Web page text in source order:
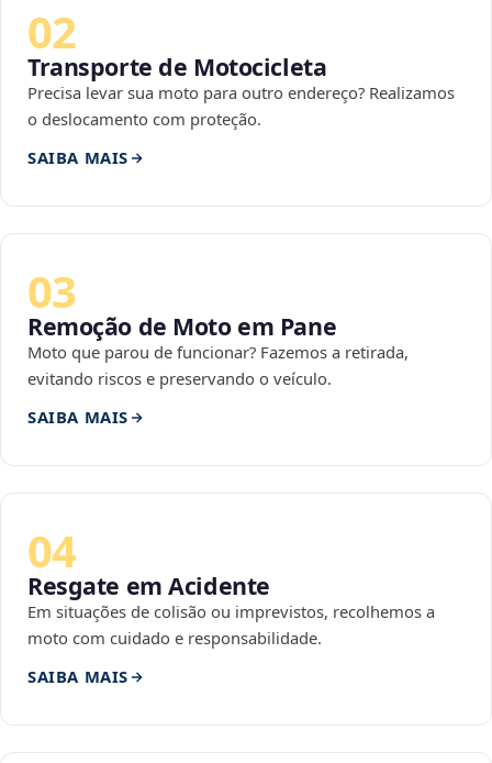
02
Transporte de Motocicleta
Precisa levar sua moto para outro endereço? Realizamos
o deslocamento com proteção.
SAIBA MAIS
03
Remoção de Moto em Pane
Moto que parou de funcionar? Fazemos a retirada,
evitando riscos e preservando o veículo.
SAIBA MAIS
04
Resgate em Acidente
Em situações de colisão ou imprevistos, recolhemos a
moto com cuidado e responsabilidade.
SAIBA MAIS